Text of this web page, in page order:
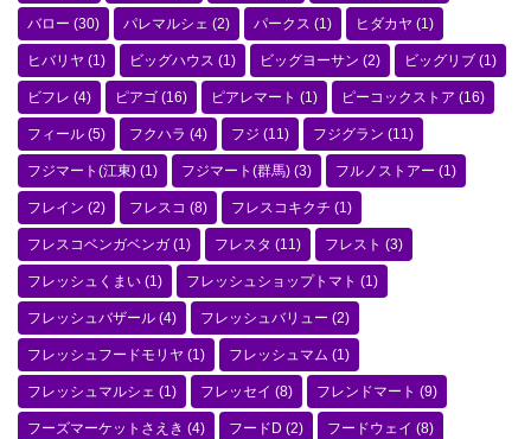
バロー (30) パレマルシェ (2) パークス (1) ヒダカヤ (1)
ヒバリヤ (1) ビッグハウス (1) ビッグヨーサン (2) ビッグリブ (1)
ビフレ (4) ピアゴ (16) ピアレマート (1) ピーコックストア (16)
フィール (5) フクハラ (4) フジ (11) フジグラン (11)
フジマート(江東) (1) フジマート(群馬) (3) フルノストアー (1)
フレイン (2) フレスコ (8) フレスコキクチ (1)
フレスコベンガベンガ (1) フレスタ (11) フレスト (3)
フレッシュくまい (1) フレッシュショップトマト (1)
フレッシュバザール (4) フレッシュバリュー (2)
フレッシュフードモリヤ (1) フレッシュマム (1)
フレッシュマルシェ (1) フレッセイ (8) フレンドマート (9)
フーズマーケットさえき (4) フードD (2) フードウェイ (8)